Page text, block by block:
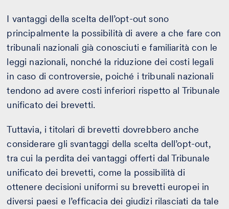
I vantaggi della scelta dell’opt-out sono
principalmente la possibilità di avere a che fare con
tribunali nazionali già conosciuti e familiarità con le
leggi nazionali, nonché la riduzione dei costi legali
in caso di controversie, poiché i tribunali nazionali
tendono ad avere costi inferiori rispetto al Tribunale
unificato dei brevetti.
Tuttavia, i titolari di brevetti dovrebbero anche
considerare gli svantaggi della scelta dell’opt-out,
tra cui la perdita dei vantaggi offerti dal Tribunale
unificato dei brevetti, come la possibilità di
ottenere decisioni uniformi su brevetti europei in
diversi paesi e l’efficacia dei giudizi rilasciati da tale